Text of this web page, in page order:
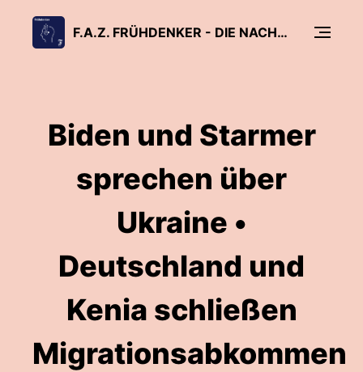
F.A.Z. FRÜHDENKER - DIE NACHRICHTEN AM MORGEN
Biden und Starmer
sprechen über
Ukraine •
Deutschland und
Kenia schließen
Migrationsabkommen